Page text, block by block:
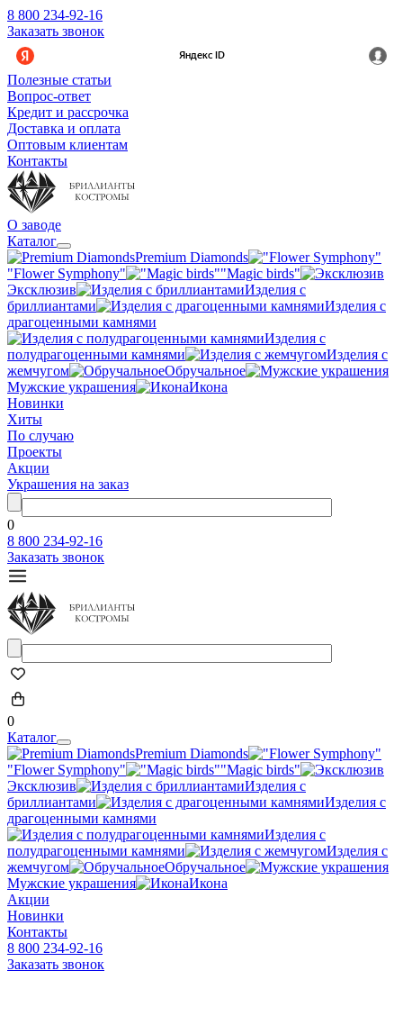
8 800 234-92-16
Заказать звонок
Полезные статьи
Вопрос-ответ
Кредит и рассрочка
Доставка и оплата
Оптовым клиентам
Контакты
О заводе
Каталог
Premium Diamonds
"Flower Symphony"
"Magic birds"
Эксклюзив
Изделия с
бриллиантами
Изделия с
драгоценными камнями
Изделия с
полудрагоценными камнями
Изделия с
жемчугом
Обручальное
Мужские украшения
Икона
Новинки
Хиты
По случаю
Проекты
Акции
Украшения на заказ
0
8 800 234-92-16
Заказать звонок
0
Каталог
Premium Diamonds
"Flower Symphony"
"Magic birds"
Эксклюзив
Изделия с
бриллиантами
Изделия с
драгоценными камнями
Изделия с
полудрагоценными камнями
Изделия с
жемчугом
Обручальное
Мужские украшения
Икона
Акции
Новинки
Контакты
8 800 234-92-16
Заказать звонок